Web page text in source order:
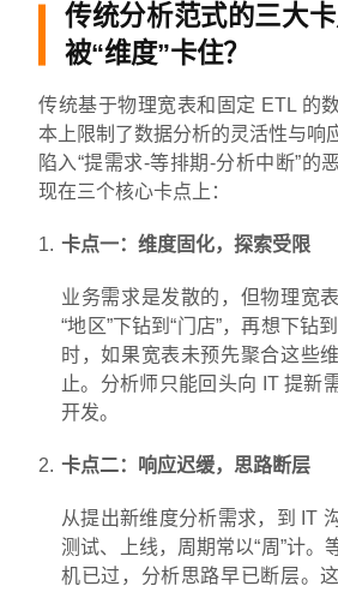
传统分析范式的三大
被“维度”卡住？
传统基于物理宽表和固定 ETL 的
本上限制了数据分析的灵活性与响
陷入“提需求-等排期-分析中断”的
现在三个核心卡点上：
卡点一：维度固化，探索受限
业务需求是发散的，但物理宽
“地区”下钻到“门店”，再想下钻
时，如果宽表未预先聚合这些
止。分析师只能回头向 IT 提新
开发。
卡点二：响应迟缓，思路断层
从提出新维度分析需求，到 IT
测试、上线，周期常以“周”计。
机已过，分析思路早已断层。